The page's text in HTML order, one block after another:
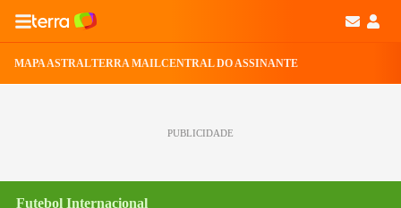
MAPA ASTRALTERRA MAILCENTRAL DO ASSINANTE
PUBLICIDADE
Futebol Internacional